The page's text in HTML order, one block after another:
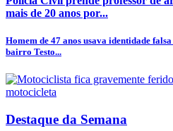
mais de 20 anos por...
Homem de 47 anos usava identidade
bairro Testo...
Destaque da Semana